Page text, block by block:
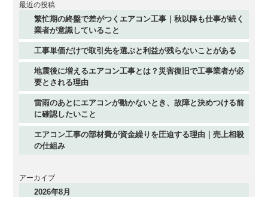
最近の投稿
繁忙期の終盤で差がつくエアコン工事｜秋以降も仕事が続く
業者が意識していること
工事単価だけで取引先を選ぶと利益が残らないことがある
地震後に増えるエアコン工事とは？災害復旧で工事業者が必
要とされる理由
雷雨のあとにエアコンが動かないとき、故障と決めつける前
に確認したいこと
エアコン工事の部材費が資金繰りを圧迫する理由｜売上相殺
の仕組み
アーカイブ
2026年8月